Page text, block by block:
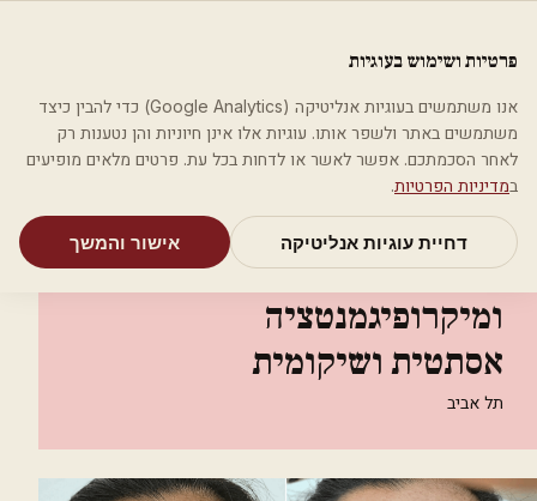
מאמריםקטגוריותחיפושאודות
בית קטגוריות
רופאים מנתחים פלסטיים
אינה בן נון - מיקרונידלינג ומיקרופיגמנטציה אסתטית ושיקומית
אינה בן נון - מיקרונידלינג
ומיקרופיגמנטציה
אסתטית ושיקומית
תל אביב
פרטיות ושימוש בעוגיות
אנו משתמשים בעוגיות אנליטיקה (Google Analytics) כדי להבין כיצד
משתמשים באתר ולשפר אותו. עוגיות אלו אינן חיוניות והן נטענות רק
לאחר הסכמתכם. אפשר לאשר או לדחות בכל עת. פרטים מלאים מופיעים
במדיניות הפרטיות.
דחיית עוגיות אנליטיקה אישור והמשך